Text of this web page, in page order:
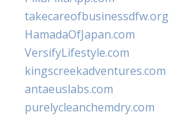
takecareofbusinessdfw.org
HamadaOfJapan.com
VersifyLifestyle.com
kingscreekadventures.com
antaeuslabs.com
purelycleanchemdry.com